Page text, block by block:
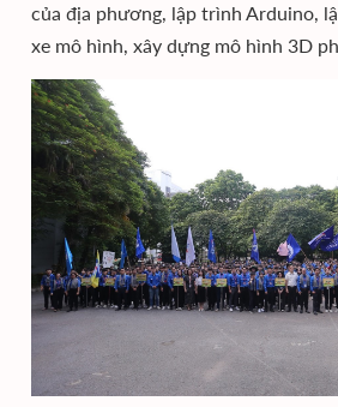
của địa phương, lập trình Arduino,
xe mô hình, xây dựng mô hình 3D